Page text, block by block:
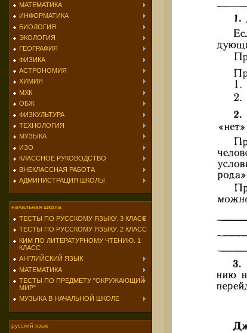
МАТЕМАТИКА
ИНФОРМАТИКА
БИОЛОГИЯ
ЭКОЛОГИЯ
ГЕОГРАФИЯ
ФИЗИКА
АСТРОНОМИЯ
ХИМИЯ
МХК
ОБЖ
ФИЗКУЛЬТУРА
ТЕХНОЛОГИЯ
МУЗЫКА
ИЗО
КЛАССНОЕ РУКОВОДСТВО
ВНЕКЛАССНАЯ РАБОТА
АДМИНИСТРАЦИЯ ШКОЛЫ
начальная школа
ТЕСТЫ ПО РУССКОМУ ЯЗЫКУ. 3 КЛАСС
ТЕСТЫ ПО РУССКОМУ ЯЗЫКУ. 2 КЛАСС
КИМ ПО ЛИТЕРАТУРНОМУ ЧТЕНИЮ. 1
КЛАСС
АНГЛИЙСКИЙ ЯЗЫК
МАТЕМАТИКА
ТЕСТЫ ПО ПРЕДМЕТУ "ОКРУЖАЮЩИЙ
МИР"
МУЗЫКА В НАЧАЛЬНОЙ ШКОЛЕ
русский язык